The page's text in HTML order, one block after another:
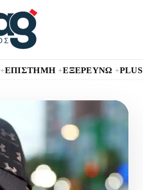
+ΕΠΙΣΤΗΜΗ +ΕΞΕΡΕΥΝΩ +PLUS